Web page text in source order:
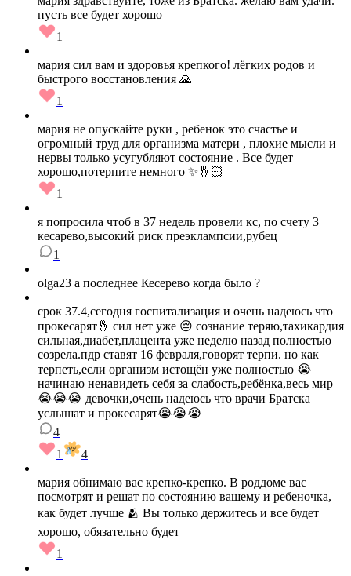
пусть все будет хорошо
1
мария сил вам и здоровья крепкого! лёгких родов и
быстрого восстановления 🙏
1
мария не опускайте руки , ребенок это счастье и
огромный труд для организма матери , плохие мысли и
нервы только усугубляют состояние . Все будет
хорошо,потерпите немного ✨🤞🏻
1
я попросила чтоб в 37 недель провели кс, по счету 3
кесарево,высокий риск преэклампсии,рубец
1
olga23 а последнее Кесерево когда было ?
срок 37.4,сегодня госпитализация и очень надеюсь что
прокесарят🤞 сил нет уже 😔 сознание теряю,тахикардия
сильная,диабет,плацента уже неделю назад полностью
созрела.пдр ставят 16 февраля,говорят терпи. но как
терпеть,если организм истощён уже полностью 😭
начинаю ненавидеть себя за слабость,ребёнка,весь мир
😭😭😭 девочки,очень надеюсь что врачи Братска
услышат и прокесарят😭😭😭
4
1
4
мария обнимаю вас крепко-крепко. В роддоме вас
посмотрят и решат по состоянию вашему и ребеночка,
как будет лучше 🫂 Вы только держитесь и все будет
хорошо, обязательно будет
1